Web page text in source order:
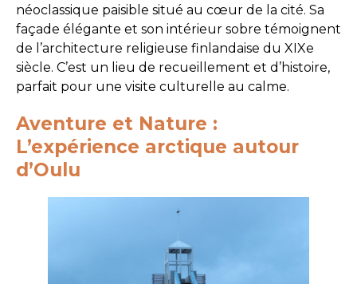
néoclassique paisible situé au cœur de la cité. Sa
façade élégante et son intérieur sobre témoignent
de l’architecture religieuse finlandaise du XIXe
siècle. C’est un lieu de recueillement et d’histoire,
parfait pour une visite culturelle au calme.
Aventure et Nature :
L’expérience arctique autour
d’Oulu